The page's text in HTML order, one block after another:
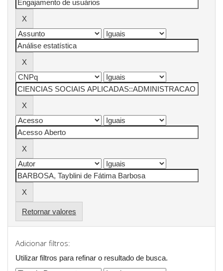
Retornar valores
Adicionar filtros:
Utilizar filtros para refinar o resultado de busca.